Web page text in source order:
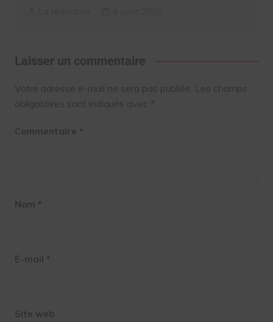
Laisser un commentaire
Votre adresse e-mail ne sera pas publiée. Les champs
obligatoires sont indiqués avec *
Commentaire *
Nom *
E-mail *
Site web